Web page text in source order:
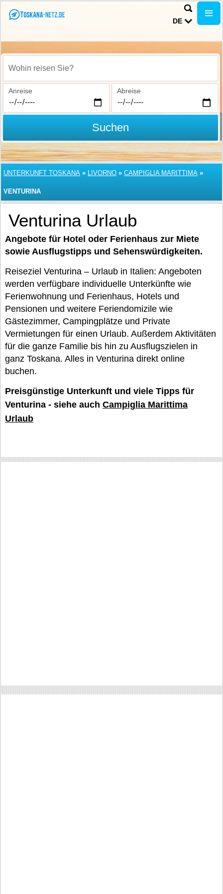
DE
Wohin reisen Sie?
Anreise Abreise
Suchen
UNTERKUNFT TOSKANA » LIVORNO » CAMPIGLIA MARITTIMA »
VENTURINA
Venturina Urlaub
Angebote für Hotel oder Ferienhaus zur Miete
sowie Ausflugstipps und Sehenswürdigkeiten.
Reiseziel Venturina – Urlaub in Italien: Angeboten
werden verfügbare individuelle Unterkünfte wie
Ferienwohnung und Ferienhaus, Hotels und
Pensionen und weitere Feriendomizile wie
Gästezimmer, Campingplätze und Private
Vermietungen für einen Urlaub. Außerdem Aktivitäten
für die ganze Familie bis hin zu Ausflugszielen in
ganz Toskana. Alles in Venturina direkt online
buchen.
Preisgünstige Unterkunft und viele Tipps für
Venturina - siehe auch Campiglia Marittima
Urlaub